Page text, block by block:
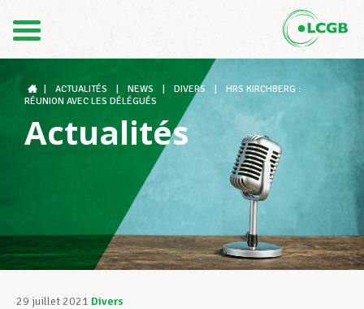
DE
Le LCGB
Structures syndicales
Assistance au Travail
ACTUALITÉS NEWS DIVERS
HRS KIRCHBERG :
RÉUNION AVEC LES DÉLÉGUÉS
Actualités
29 juillet 2021 Divers